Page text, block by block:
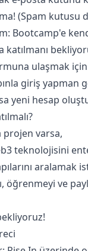
(Spam kutusu
Bootcamp'e
katılmanı
ulaşmak
giriş yapman
yeni hesap
projen varsa,
teknolojisini
aralamak
öğrenmeyi ve